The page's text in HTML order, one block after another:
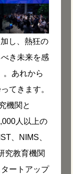
し、熱狂の
き未来を感
。あれから
てきます。
機関と
人以上の
、NIMS、
究教育機関
ートアップ